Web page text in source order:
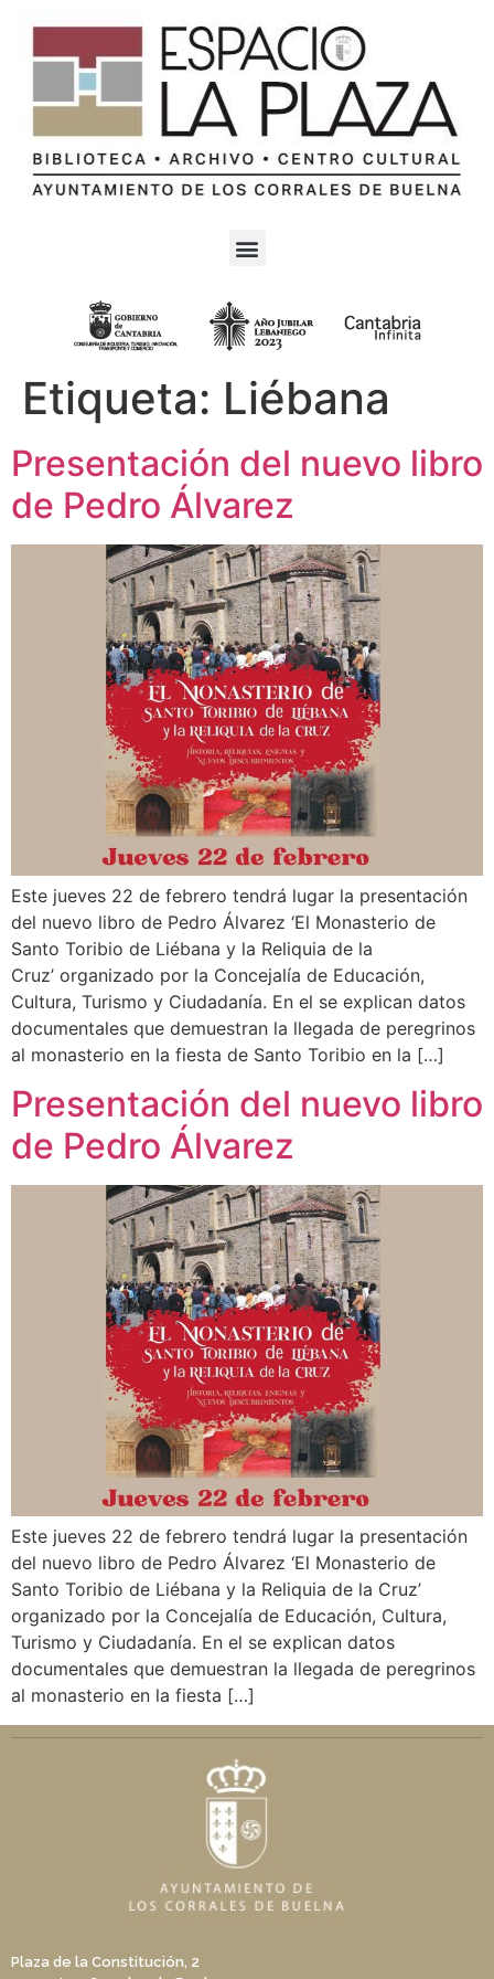
Etiqueta: Liébana
Presentación del nuevo libro
de Pedro Álvarez
Este jueves 22 de febrero tendrá lugar la presentación
del nuevo libro de Pedro Álvarez ‘El Monasterio de
Santo Toribio de Liébana y la Reliquia de la
Cruz’ organizado por la Concejalía de Educación,
Cultura, Turismo y Ciudadanía. En el se explican datos
documentales que demuestran la llegada de peregrinos
al monasterio en la fiesta de Santo Toribio en la […]
Presentación del nuevo libro
de Pedro Álvarez
Este jueves 22 de febrero tendrá lugar la presentación
del nuevo libro de Pedro Álvarez ‘El Monasterio de
Santo Toribio de Liébana y la Reliquia de la Cruz’
organizado por la Concejalía de Educación, Cultura,
Turismo y Ciudadanía. En el se explican datos
documentales que demuestran la llegada de peregrinos
al monasterio en la fiesta […]
Plaza de la Constitución, 2